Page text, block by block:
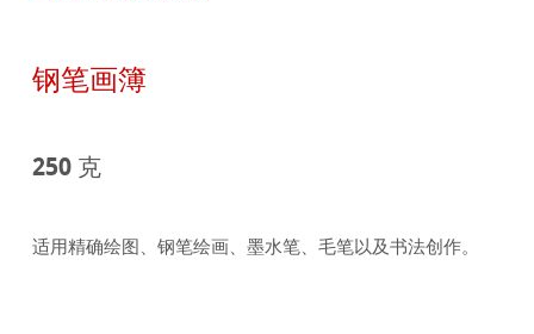
钢笔画簿
250 克
适用精确绘图、钢笔绘画、墨水笔、毛笔以及书法创作。